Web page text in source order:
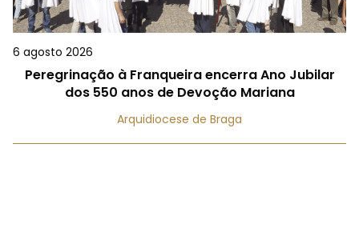
6 agosto 2026
Peregrinação à Franqueira encerra Ano Jubilar
dos 550 anos de Devoção Mariana
Arquidiocese de Braga